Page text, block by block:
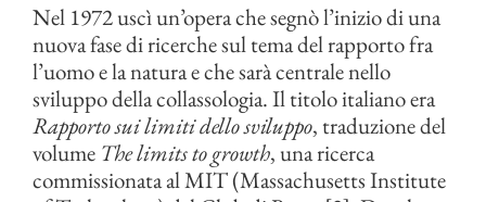
Nel 1972 uscì un’opera che segnò l’inizio di una
nuova fase di ricerche sul tema del rapporto fra
l’uomo e la natura e che sarà centrale nello
sviluppo della collassologia. Il titolo italiano era
Rapporto sui limiti dello sviluppo, traduzione del
volume The limits to growth, una ricerca
commissionata al MIT (Massachusetts Institute